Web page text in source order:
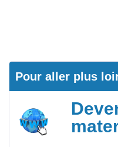
Info trafic /
Pour aller plus